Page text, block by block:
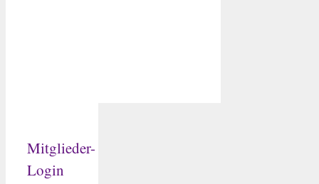
Mitglieder-
Login